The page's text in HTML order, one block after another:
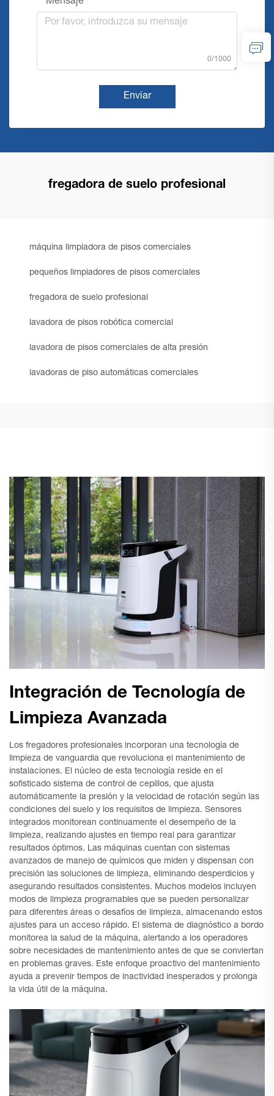
0/1000
Enviar
fregadora de suelo profesional
máquina limpiadora de pisos comerciales
pequeños limpiadores de pisos comerciales
fregadora de suelo profesional
lavadora de pisos robótica comercial
lavadora de pisos comerciales de alta presión
lavadoras de piso automáticas comerciales
Integración de Tecnología de
Limpieza Avanzada
Los fregadores profesionales incorporan una tecnología de
limpieza de vanguardia que revoluciona el mantenimiento de
instalaciones. El núcleo de esta tecnología reside en el
sofisticado sistema de control de cepillos, que ajusta
automáticamente la presión y la velocidad de rotación según las
condiciones del suelo y los requisitos de limpieza. Sensores
integrados monitorean continuamente el desempeño de la
limpieza, realizando ajustes en tiempo real para garantizar
resultados óptimos. Las máquinas cuentan con sistemas
avanzados de manejo de químicos que miden y dispensan con
precisión las soluciones de limpieza, eliminando desperdicios y
asegurando resultados consistentes. Muchos modelos incluyen
modos de limpieza programables que se pueden personalizar
para diferentes áreas o desafíos de limpieza, almacenando estos
ajustes para un acceso rápido. El sistema de diagnóstico a bordo
monitorea la salud de la máquina, alertando a los operadores
sobre necesidades de mantenimiento antes de que se conviertan
en problemas graves. Este enfoque proactivo del mantenimiento
ayuda a prevenir tiempos de inactividad inesperados y prolonga
la vida útil de la máquina.